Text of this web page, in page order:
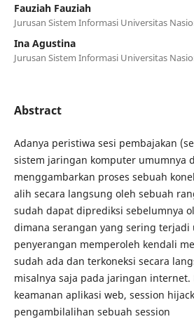
Fauziah Fauziah
Jurusan Sistem Informasi Universitas
Ina Agustina
Jurusan Sistem Informasi Universitas
Abstract
Adanya peristiwa sesi pembajakan
sistem jaringan komputer umumnya
menggambarkan proses sebuah
alih secara langsung oleh sebuah
sudah dapat diprediksi sebelumnya
dimana serangan yang sering terjadi
penyerangan memperoleh kendali
sudah ada dan terkoneksi secara
misalnya saja pada jaringan
keamanan aplikasi web, session
pengambilalihan sebuah session